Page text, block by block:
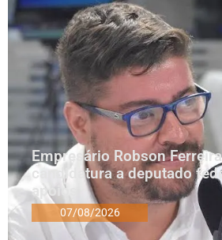
Empresário Robson
candidatura a deputado
apoios
07/08/2026